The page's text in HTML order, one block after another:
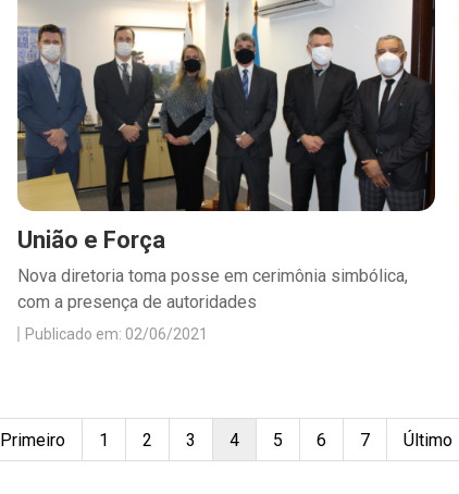
União e Força
Nova diretoria toma posse em cerimônia simbólica,
com a presença de autoridades
Publicado em: 02/06/2021
Primeiro 1 2 3 4 5 6 7 Último